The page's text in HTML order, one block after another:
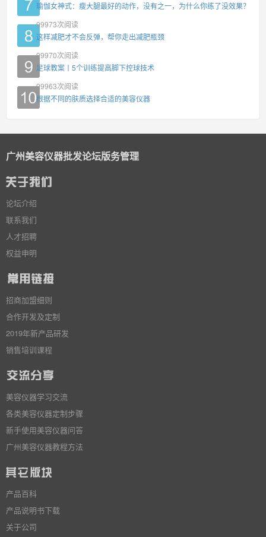
瑜伽女神式：瘦大腿最好的动作，没有之一，为什么你练了没效果？
99973次阅读
这样减肥才不会反弹，帮你走出减肥瓶颈
99970次阅读
足球教案丨5个训练提高脚下控球技术
99963次阅读
根据不同的肤质选择合适的美容仪器
广州美容仪器批发论坛版务管理
论坛介绍
联系我们
人才招聘
权益申明
招商加盟细则
合作开发及定制
2019年新产品研发
销售培训课程
美容仪器学习交流
各类美容仪器定制步骤
新手使用美容仪器问答
广州美容仪器教程方法
产品百科
产品说明书下载
关于公司